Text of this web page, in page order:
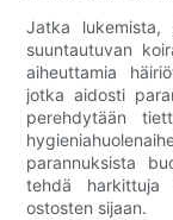
Jatka lukemista,
suuntautuvan
aiheuttamia
jotka aidosti
perehdytään
parannuksista
tehdä harkittuja
ostosten sijaan.